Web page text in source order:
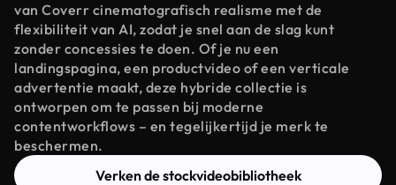
van Coverr cinematografisch realisme met de
flexibiliteit van AI, zodat je snel aan de slag kunt
zonder concessies te doen. Of je nu een
landingspagina, een productvideo of een verticale
advertentie maakt, deze hybride collectie is
ontworpen om te passen bij moderne
contentworkflows – en tegelijkertijd je merk te
beschermen.
Verken de stockvideobibliotheek